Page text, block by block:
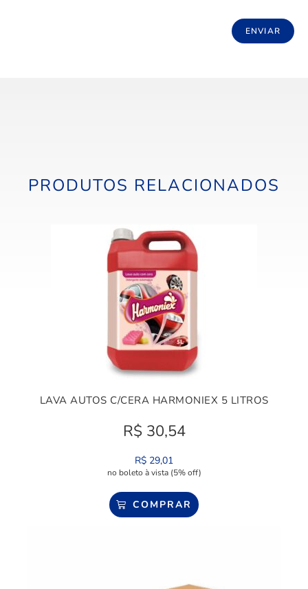
PRODUTOS RELACIONADOS
LAVA AUTOS C/CERA HARMONIEX 5 LITROS
R$ 30,54
R$ 29,01
no boleto à vista (5% off)
COMPRAR